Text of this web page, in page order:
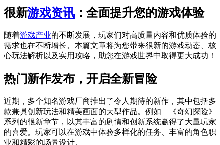
很新游戏资讯 ：全面提升您的游戏体验
随着游戏产业的不断发展，玩家们对高质量内容和优质体验的
需求也在不断增长。本篇文章将为您带来很新的游戏动态、核
心玩法解析以及实用攻略，助您在游戏世界中取得更大成功！
热门新作发布，开启全新冒险
近期，多个知名游戏厂商推出了令人期待的新作，其中包括多
款兼具创新玩法和精美画面的大型作品。例如，《奇幻探险》
系列的很新章节，以其丰富的剧情和创新系统赢得了大量玩家
的喜爱。玩家可以在游戏中体验多样化的任务、丰富的角色职
业和精彩的场景设计。